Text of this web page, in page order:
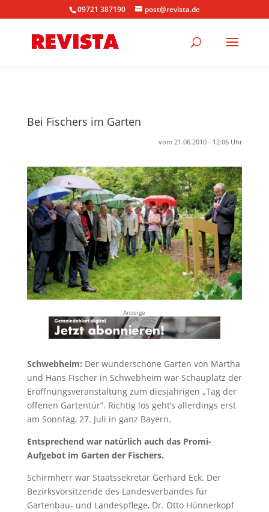
09721 387190 post@revista.de
Bei Fischers im Garten
vom 21.06.2010 - 12:06 Uhr
Anzeige
Schwebheim: Der wunderschöne Garten von Martha
und Hans Fischer in Schwebheim war Schauplatz der
Eröffnungsveranstaltung zum diesjährigen „Tag der
offenen Gartentür”. Richtig los geht’s allerdings erst
am Sonntag, 27. Juli in ganz Bayern.
Entsprechend war natürlich auch das Promi-
Aufgebot im Garten der Fischers.
Schirmherr war Staatssekretär Gerhard Eck. Der
Bezirksvorsitzende des Landesverbandes für
Gartenbau- und Landespflege, Dr. Otto Hünnerkopf